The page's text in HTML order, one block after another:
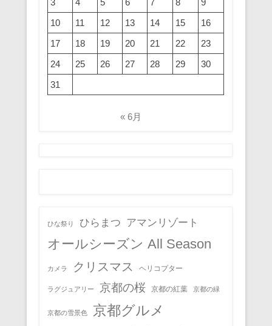
10
11 12 13 14 15
16
17
18 19 20 21 22
23
24
25 26 27 28 29
30
31
« 6月
ひな祭り ひらまつ アマンリゾート
オールシーズン All Season
カメラ クリスマス ヘリコプター
ラグジュアリー 京都の桜 京都の紅葉 京都の緑
京都の雪景色 京都グルメ